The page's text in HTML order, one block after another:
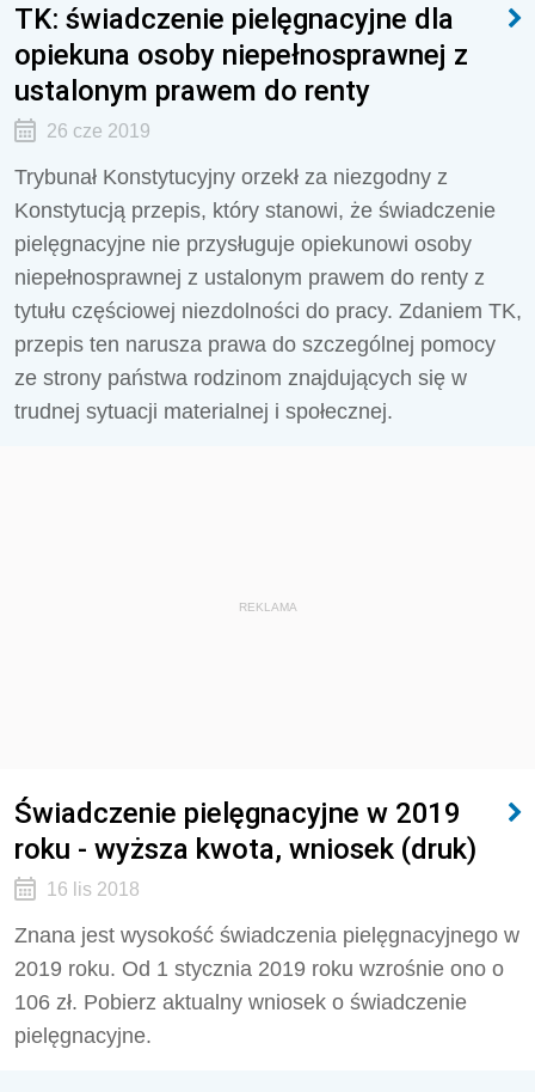
TK: świadczenie pielęgnacyjne dla
opiekuna osoby niepełnosprawnej z
ustalonym prawem do renty
26 cze 2019
Trybunał Konstytucyjny orzekł za niezgodny z
Konstytucją przepis, który stanowi, że świadczenie
pielęgnacyjne nie przysługuje opiekunowi osoby
niepełnosprawnej z ustalonym prawem do renty z
tytułu częściowej niezdolności do pracy. Zdaniem TK,
przepis ten narusza prawa do szczególnej pomocy
ze strony państwa rodzinom znajdujących się w
trudnej sytuacji materialnej i społecznej.
REKLAMA
Świadczenie pielęgnacyjne w 2019
roku - wyższa kwota, wniosek (druk)
16 lis 2018
Znana jest wysokość świadczenia pielęgnacyjnego w
2019 roku. Od 1 stycznia 2019 roku wzrośnie ono o
106 zł. Pobierz aktualny wniosek o świadczenie
pielęgnacyjne.